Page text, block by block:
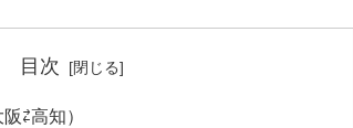
目次
⇄高知）